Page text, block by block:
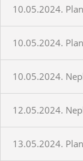
10.05.2024.
10.05.2024.
10.05.2024.
12.05.2024.
13.05.2024.